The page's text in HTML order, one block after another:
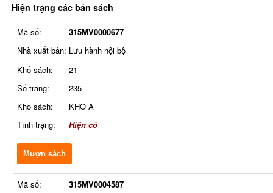
Hiện trạng các bản sách
Mã số:
315MV0000677
Nhà xuất bản: Lưu hành nội bộ
Khổ sách:
21
Số trang:
235
Kho sách:
KHO A
Tình trạng:
Hiện có
Mượn sách
Mã số:
315MV0004587